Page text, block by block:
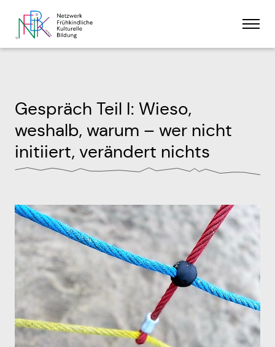
content
Unser Ansatz
Partner:innen
Kontakt
Was wir tun
Aktuelles
Mitmachen
Gespräch Teil I: Wieso,
weshalb, warum – wer nicht
initiiert, verändert nichts